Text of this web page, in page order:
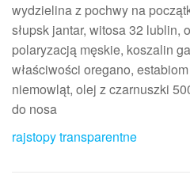
wydzielina z pochwy na
słupsk jantar, witosa 32 lublin,
polaryzacją męskie, koszalin
właściwości oregano,
niemowląt, olej z czarnuszki
do nosa
rajstopy transparentne